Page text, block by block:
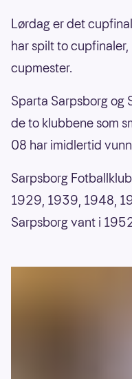
Lørdag er det
har spilt to
cupmester.
Sparta Sarpsborg og
de to klubbene som
08 har imidlertid
Sarpsborg
1929, 1939, 1948,
Sarpsborg vant i